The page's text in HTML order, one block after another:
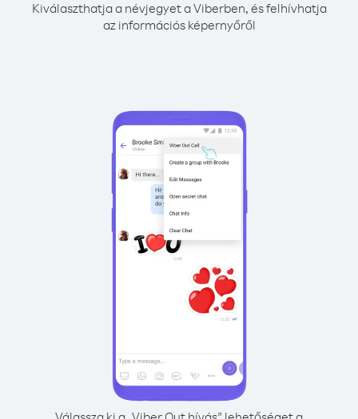
Kiválaszthatja a névjegyet a Viberben, és felhívhatja
az információs képernyőről